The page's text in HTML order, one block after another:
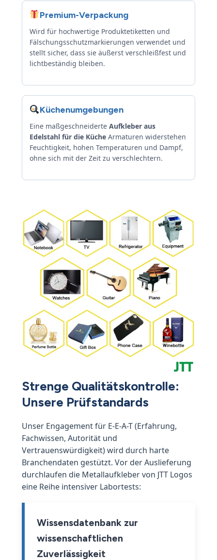
Premium-Verpackung
Wird für hochwertige Produktetiketten und
Fälschungsschutzmarkierungen verwendet und
stellt sicher, dass sie äußerst verschleißfest und
lichtbeständig bleiben.
Küchenumgebungen
Eine maßgeschneiderte Aufkleber aus
Edelstahl für die Küche Armaturen widerstehen
Feuchtigkeit, hohen Temperaturen und Dampf,
ohne sich mit der Zeit zu verschlechtern.
Strenge Qualitätskontrolle:
Unsere Prüfstandards
Unser Engagement für E-E-A-T (Erfahrung,
Fachwissen, Autorität und
Vertrauenswürdigkeit) wird durch harte
Branchendaten gestützt. Vor der Auslieferung
durchlaufen die Metallaufkleber von JTT Logos
eine Reihe intensiver Labortests:
Wissensdatenbank zur
wissenschaftlichen
Zuverlässigkeit